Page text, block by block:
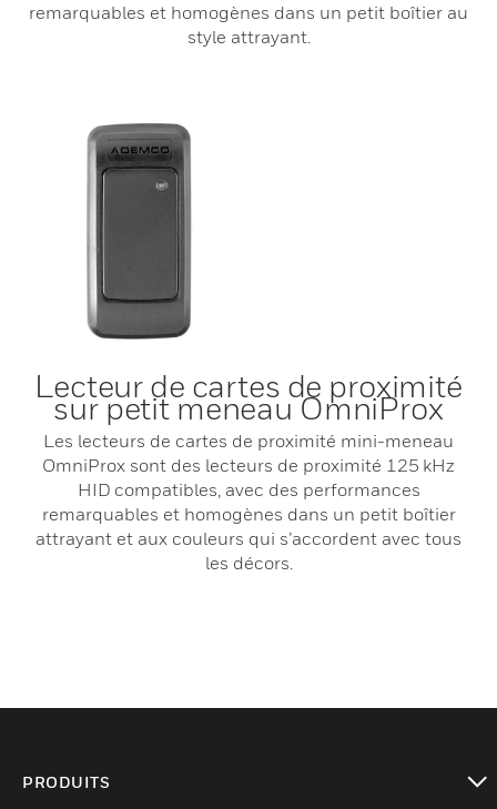
remarquables et homogènes dans un petit boîtier au
style attrayant.
Lecteur de cartes de proximité
sur petit meneau OmniProx
Les lecteurs de cartes de proximité mini-meneau
OmniProx sont des lecteurs de proximité 125 kHz
HID compatibles, avec des performances
remarquables et homogènes dans un petit boîtier
attrayant et aux couleurs qui s’accordent avec tous
les décors.
PRODUITS